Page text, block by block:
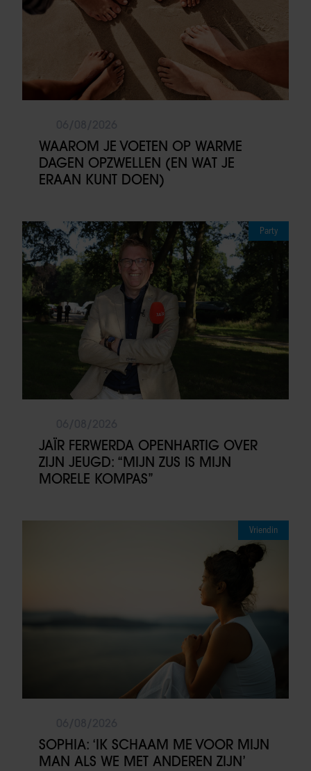
WAAROM JE VOETEN OP WARME
DAGEN OPZWELLEN (EN WAT JE
ERAAN KUNT DOEN)
Party
JAÏR FERWERDA OPENHARTIG OVER
ZIJN JEUGD: “MIJN ZUS IS MIJN
MORELE KOMPAS”
Vriendin
SOPHIA: ‘IK SCHAAM ME VOOR MIJN
MAN ALS WE MET ANDEREN ZIJN’